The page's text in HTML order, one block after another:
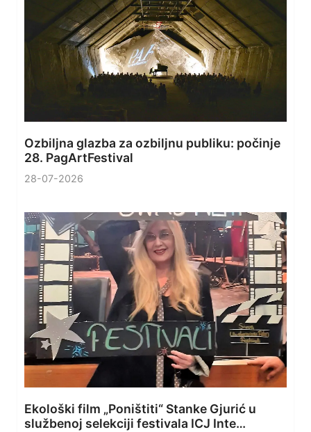
Ozbiljna glazba za ozbiljnu publiku: počinje
28. PagArtFestival
28-07-2026
Ekološki film „Poništiti“ Stanke Gjurić u
službenoj selekciji festivala ICJ Inte…